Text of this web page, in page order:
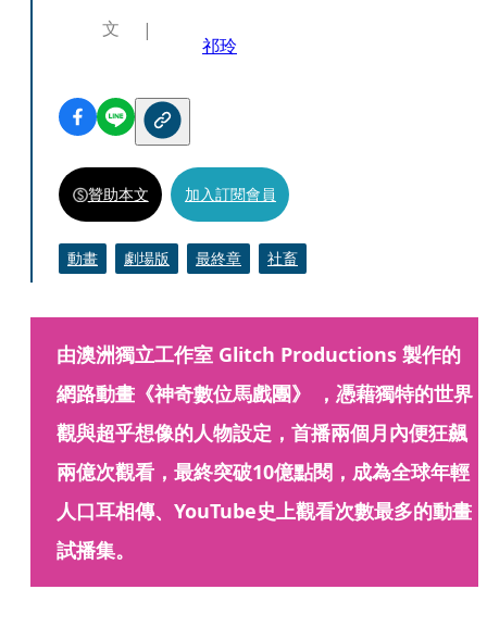
文
祁玲
贊助本文 加入訂閱會員
動畫 劇場版 最終章 社畜
由澳洲獨立工作室 Glitch Productions 製作的
網路動畫《神奇數位馬戲團》 ，憑藉獨特的世界
觀與超乎想像的人物設定，首播兩個月內便狂飆
兩億次觀看，最終突破10億點閱，成為全球年輕
人口耳相傳、YouTube史上觀看次數最多的動畫
試播集。